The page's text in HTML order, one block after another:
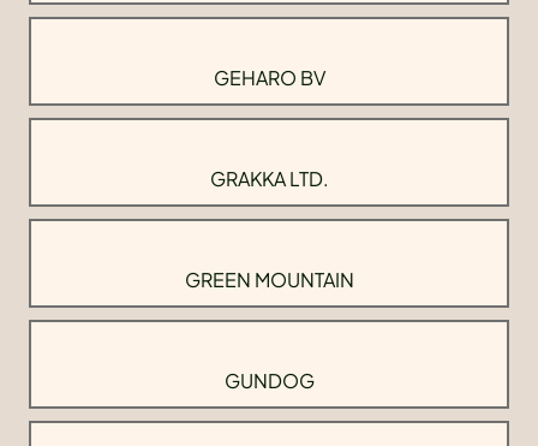
GEHARO BV
GRAKKA LTD.
GREEN MOUNTAIN
GUNDOG